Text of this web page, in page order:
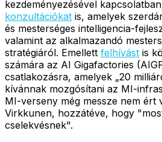
kezdeményezésével
konzultációkat is, amelyek
és mesterséges intelligencia-
valamint az alkalmazandó
stratégiáról. Emellett felhívást is
számára az AI Gigafactories
csatlakozásra, amelyek „20
kívánnak mozgósítani az MI-
MI-verseny még messze nem ért
Virkkunen, hozzátéve, hogy
cselekvésnek".